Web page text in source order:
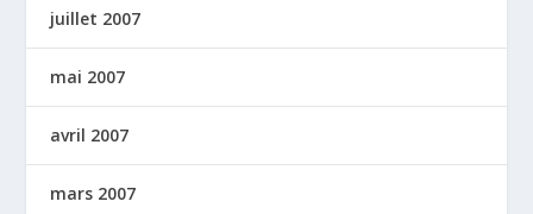
juillet 2007
mai 2007
avril 2007
mars 2007